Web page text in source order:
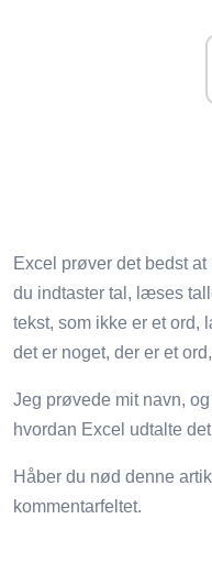
Excel prøver det bedst
du indtaster tal, læses
tekst, som ikke er et ord,
det er noget, der er et
Jeg prøvede mit navn,
hvordan Excel udtalte
Håber du nød denne
kommentarfeltet.